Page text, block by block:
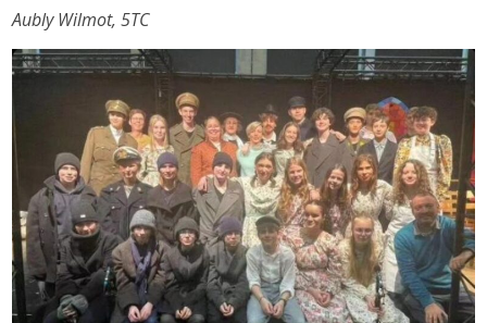
Aubly Wilmot, 5TC